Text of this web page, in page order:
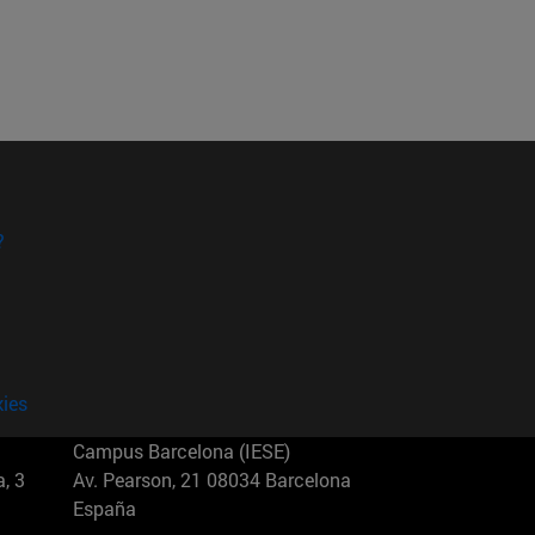
3
Campus Barcelona (IESE)
Av. Pearson, 21 08034 Barcelona
España